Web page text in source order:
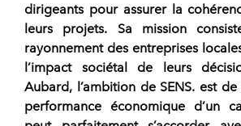
dirigeants pour assurer la
leurs projets. Sa mission
rayonnement des entreprises
l’impact sociétal de leurs
Aubard, l’ambition deSENS. est
performance économique d’un